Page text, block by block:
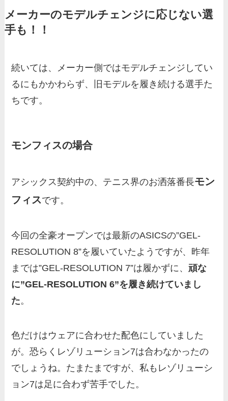
メーカーのモデルチェンジに応じない選
手も！！
続いては、メーカー側ではモデルチェンジしてい
るにもかかわらず、旧モデルを履き続ける選手た
ちです。
モンフィスの場合
アシックス契約中の、テニス界のお洒落番長モン
フィスです。
今回の全豪オープンでは最新のASICSの”GEL-
RESOLUTION 8”を履いていたようですが、昨年
までは”GEL-RESOLUTION 7”は履かずに、頑な
に”GEL-RESOLUTION 6”を履き続けていまし
た。
色だけはウェアに合わせた配色にしていました
が。恐らくレゾリューション7は合わなかったの
でしょうね。たまたまですが、私もレゾリューシ
ョン7は足に合わず苦手でした。